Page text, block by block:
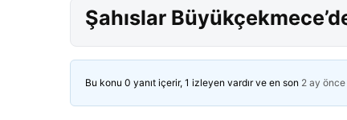
Şahıslar
Bu konu 0 yanıt içerir, 1 izleyen vardır ve en son 2 ay önce